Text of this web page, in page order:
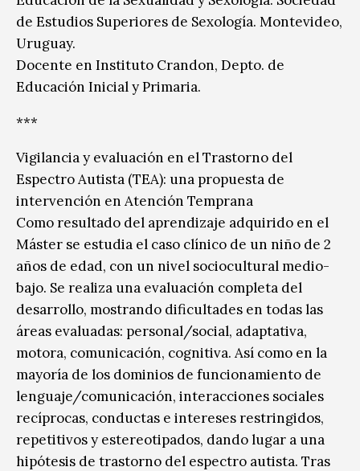
de Estudios Superiores de Sexología. Montevideo,
Uruguay.
Docente en Instituto Crandon, Depto. de
Educación Inicial y Primaria.
***
Vigilancia y evaluación en el Trastorno del
Espectro Autista (TEA): una propuesta de
intervención en Atención Temprana
Como resultado del aprendizaje adquirido en el
Máster se estudia el caso clínico de un niño de 2
años de edad, con un nivel sociocultural medio-
bajo. Se realiza una evaluación completa del
desarrollo, mostrando dificultades en todas las
áreas evaluadas: personal/social, adaptativa,
motora, comunicación, cognitiva. Así como en la
mayoría de los dominios de funcionamiento de
lenguaje/comunicación, interacciones sociales
recíprocas, conductas e intereses restringidos,
repetitivos y estereotipados, dando lugar a una
hipótesis de trastorno del espectro autista. Tras